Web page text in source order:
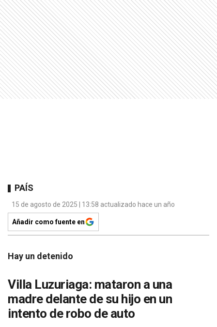
PAÍS
15 de agosto de 2025 | 13:58 actualizado hace un año
Añadir como fuente en
Hay un detenido
Villa Luzuriaga: mataron a una
madre delante de su hijo en un
intento de robo de auto